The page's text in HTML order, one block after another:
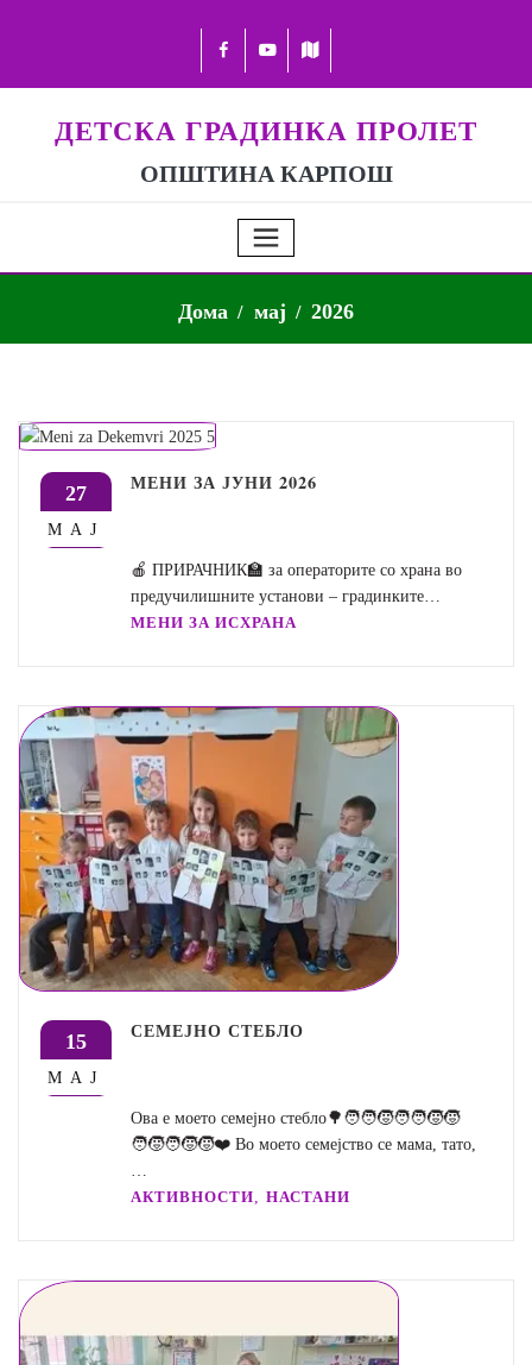
ДЕТСКА ГРАДИНКА ПРОЛЕТ
ОПШТИНА КАРПОШ
Дома мај 2026
27
МАЈ
МЕНИ ЗА ЈУНИ 2026
🍎 ПРИРАЧНИК🏫 за операторите со храна во
предучилишните установи – градинките…
МЕНИ ЗА ИСХРАНА
15
МАЈ
СЕМЕЈНО СТЕБЛО
Ова е моето семејно стебло🌳🧑‍🧑‍🧒🧑‍🧑‍🧒‍🧒
🧑‍🧒🧑‍🧒‍🧒❤️ Во моето семејство се мама, тато,
АКТИВНОСТИ ,НАСТАНИ